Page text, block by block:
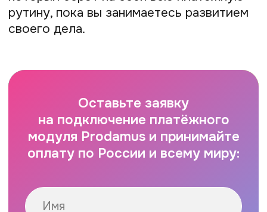
В 2025 году эту услугу предоставляют
практически все крупные банки России:
Сбербанк, ВТБ, Т-Банк, Альфа-Банк
которые объединяют в одном QR-коде
множество способов оплаты.
коду на сайт или в офлайн-
магазине?
QR-код в банке или сервисе
и распечатать его. Для сайта
необходимо интегрировать платёжный